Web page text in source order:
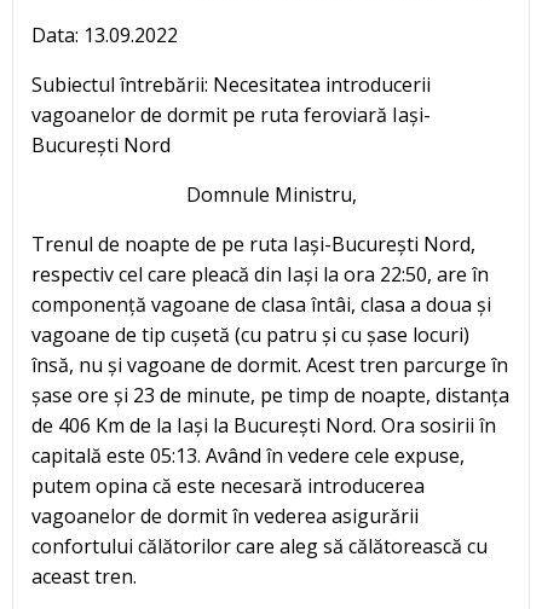
Data: 13.09.2022
Subiectul întrebării: Necesitatea introducerii
vagoanelor de dormit pe ruta feroviară Iași-
București Nord
Domnule Ministru,
Trenul de noapte de pe ruta Iași-București Nord,
respectiv cel care pleacă din Iași la ora 22:50, are în
componență vagoane de clasa întâi, clasa a doua și
vagoane de tip cușetă (cu patru și cu șase locuri)
însă, nu și vagoane de dormit. Acest tren parcurge în
șase ore și 23 de minute, pe timp de noapte, distanța
de 406 Km de la Iași la București Nord. Ora sosirii în
capitală este 05:13. Având în vedere cele expuse,
putem opina că este necesară introducerea
vagoanelor de dormit în vederea asigurării
confortului călătorilor care aleg să călătorească cu
aceast tren.